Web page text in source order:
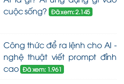
cuộc sống? Đã xem: 2.145
Công thức để ra lệnh cho AI -
nghệ thuật viết prompt đỉnh
cao Đã xem: 1.961